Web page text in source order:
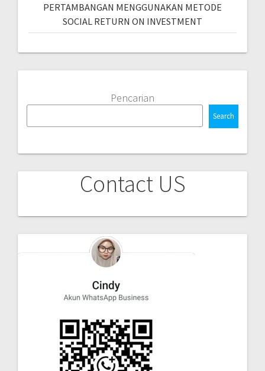
PERTAMBANGAN MENGGUNAKAN METODE
SOCIAL RETURN ON INVESTMENT
Pencarian
Search
Contact US